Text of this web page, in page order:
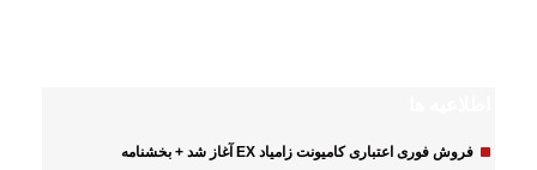
فروش فوری اعتباری کامیونت زامیاد EX آغاز شد + بخشنامه